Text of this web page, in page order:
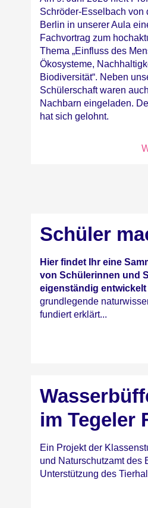
Schröder-Esselbach von
Berlin in unserer Aula
Fachvortrag zum
Thema „Einfluss des
Ökosysteme,
Biodiversität“. Neben
Schülerschaft waren
Nachbarn eingeladen.
hat sich gelohnt.
Schüler
Hier findet Ihr eine
von Schülerinnen und
eigenständig
grundlegende
fundiert erklärt...
im Tegeler
Ein Projekt der
und Naturschutzamt des
Unterstützung des